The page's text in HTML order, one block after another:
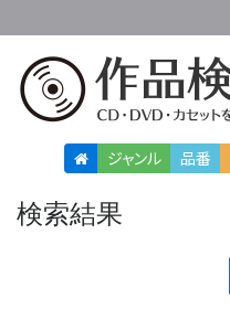
ジャンル 品番
検索結果